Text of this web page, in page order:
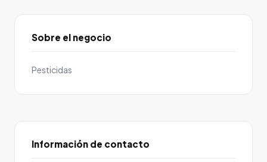
Sobre el negocio
Pesticidas
Información de contacto